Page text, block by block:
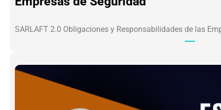
SARLAFT 2.0 Obligaciones y Responsabilidades de las